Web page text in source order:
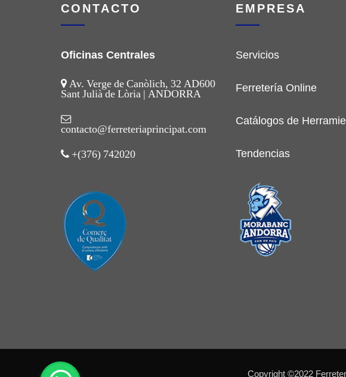
CONTACTO
Oficinas Centrales
Av. Verge de Canòlich, 32 AD600
Sant Julià de Lòria | ANDORRA
contacto@ferreteriaprincipat.com
+(376) 742020
EMPRESA
Servicios
Ferretería Online
Catálogos de
Tendencias
Copyright ©2022